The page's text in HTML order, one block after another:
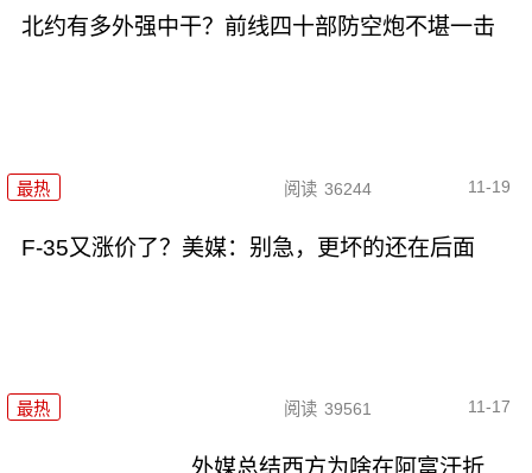
北约有多外强中干？前线四十部防空炮不堪一击
最热 阅读 36244 11-19
F-35又涨价了？美媒：别急，更坏的还在后面
最热 阅读 39561 11-17
外媒总结西方为啥在阿富汗折